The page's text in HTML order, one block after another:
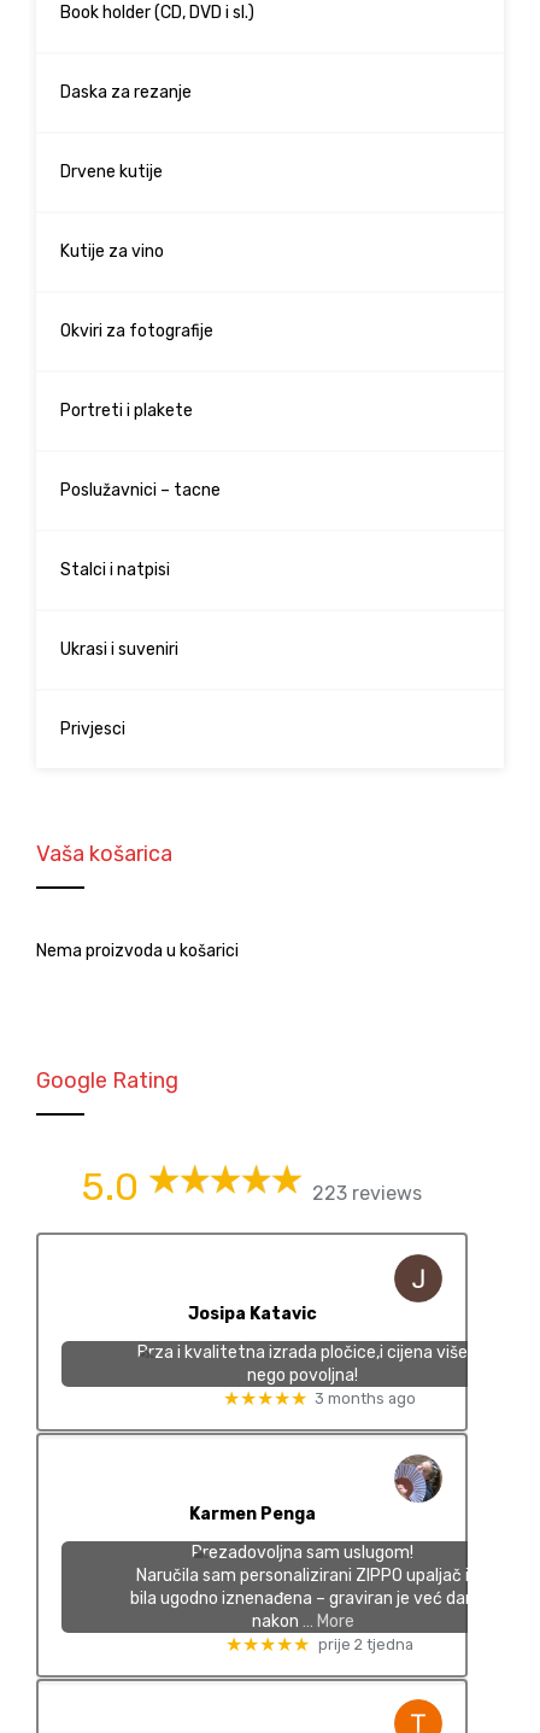
Book holder (CD, DVD i sl.)
Daska za rezanje
Drvene kutije
Kutije za vino
Okviri za fotografije
Portreti i plakete
Poslužavnici – tacne
Stalci i natpisi
Ukrasi i suveniri
Privjesci
Vaša košarica
Nema proizvoda u košarici
Google Rating
5.0 223 reviews
Josipa Katavic
Brza i kvalitetna izrada pločice,i cijena više
nego povoljna!
★★★★★ 3 months ago
Karmen Penga
Prezadovoljna sam uslugom!
Naručila sam personalizirani ZIPPO upaljač i
bila ugodno iznenađena – graviran je već dan
nakon … More
★★★★★ prije 2 tjedna